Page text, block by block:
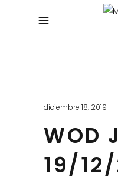
diciembre 18, 2019
WOD
19/